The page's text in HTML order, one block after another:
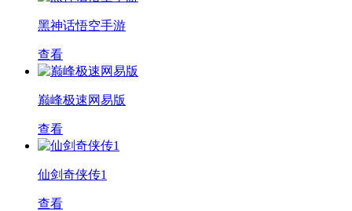
黑神话悟空手游
查看
巅峰极速网易版
查看
仙剑奇侠传1
查看